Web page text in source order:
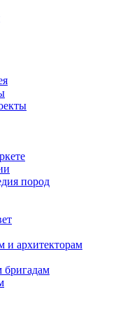
пород
и архитекторам